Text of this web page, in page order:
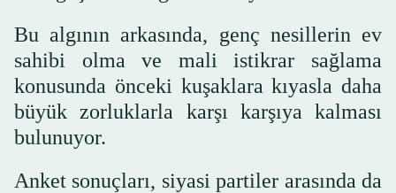
Bu algının arkasında, genç nesillerin ev
sahibi olma ve mali istikrar sağlama
konusunda önceki kuşaklara kıyasla daha
büyük zorluklarla karşı karşıya kalması
bulunuyor.
Anket sonuçları, siyasi partiler arasında da